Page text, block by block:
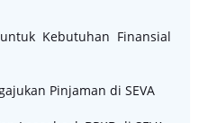
Kebutuhan Finansial
Pinjaman di SEVA